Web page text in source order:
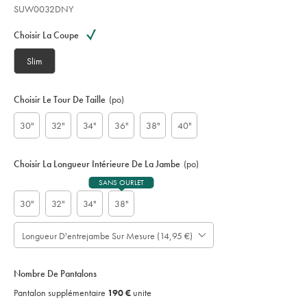
SUW0032DNY
produit
:
U
0
N
Y
Choisir La Coupe
Slim
Choisir Le Tour De Taille (po)
30" 32" 34" 36" 38" 40"
Choisir La Longueur Intérieure De La Jambe (po)
30" 32" 34" 38"
SANS OURLET
Longueur D'entrejambe Sur Mesure (14,95 €)
noter
Prévoir
4
ouvrables
only:
Nombre De Pantalons
Supplémentaire
Pantalon supplémentaire 190 € unite